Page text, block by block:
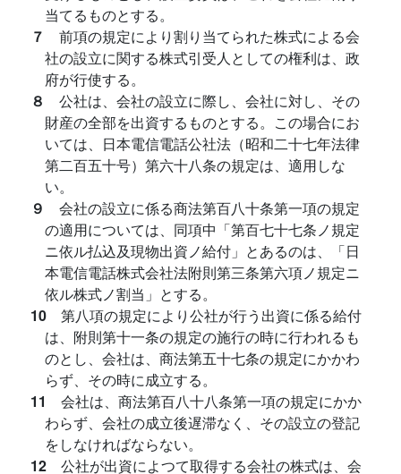
当てるものとする。
７ 前項の規定により割り当てられた株式による会
社の設立に関する株式引受人としての権利は、政
府が行使する。
８ 公社は、会社の設立に際し、会社に対し、その
財産の全部を出資するものとする。この場合にお
いては、日本電信電話公社法（昭和二十七年法律
第二百五十号）第六十八条の規定は、適用しな
い。
９ 会社の設立に係る商法第百八十条第一項の規定
の適用については、同項中「第百七十七条ノ規定
ニ依ル払込及現物出資ノ給付」とあるのは、「日
本電信電話株式会社法附則第三条第六項ノ規定ニ
依ル株式ノ割当」とする。
10 第八項の規定により公社が行う出資に係る給付
は、附則第十一条の規定の施行の時に行われるも
のとし、会社は、商法第五十七条の規定にかかわ
らず、その時に成立する。
11 会社は、商法第百八十八条第一項の規定にかか
わらず、会社の成立後遅滞なく、その設立の登記
をしなければならない。
12 公社が出資によつて取得する会社の株式は、会